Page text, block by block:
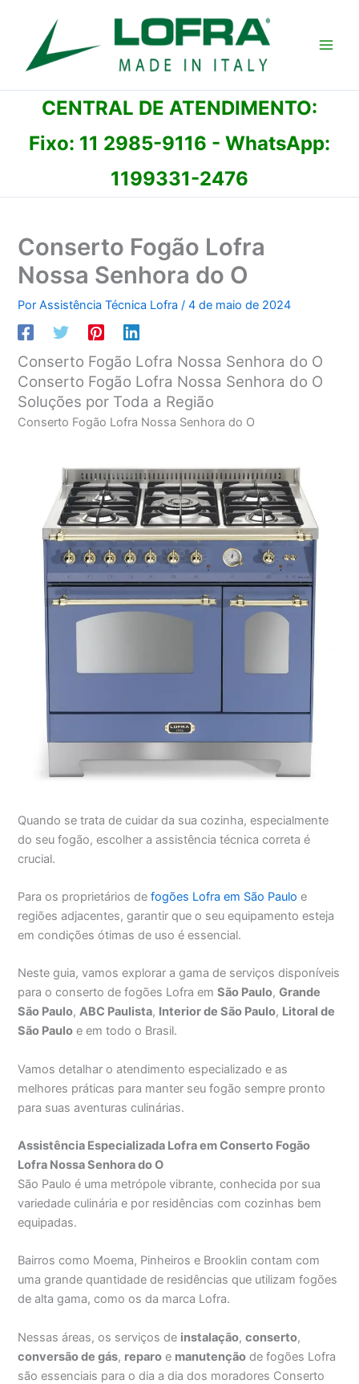
conteúdo
CENTRAL DE ATENDIMENTO:
Fixo: 11 2985-9116 - WhatsApp:
1199331-2476
Conserto Fogão Lofra
Nossa Senhora do O
PorAssistência Técnica Lofra/4 de maio de 2024
Conserto Fogão Lofra Nossa Senhora do O
Conserto Fogão Lofra Nossa Senhora do O
Soluções por Toda a Região
Conserto Fogão Lofra Nossa Senhora do O
Quando se trata de cuidar da sua cozinha, especialmente
do seu fogão, escolher a assistência técnica correta é
crucial.
Para os proprietários defogões Lofra em São Paulo e
regiões adjacentes, garantir que o seu equipamento esteja
em condições ótimas de uso é essencial.
Neste guia, vamos explorar a gama de serviços disponíveis
para o conserto de fogões Lofra emSão Paulo,Grande
São Paulo,ABC Paulista, Interior de São Paulo, Litoral de
São Paulo e em todo o Brasil.
Vamos detalhar o atendimento especializado e as
melhores práticas para manter seu fogão sempre pronto
para suas aventuras culinárias.
Assistência Especializada Lofra em Conserto Fogão
Lofra Nossa Senhora do O
São Paulo é uma metrópole vibrante, conhecida por sua
variedade culinária e por residências com cozinhas bem
equipadas.
Bairros como Moema, Pinheiros e Brooklin contam com
uma grande quantidade de residências que utilizam fogões
de alta gama, como os da marca Lofra.
Nessas áreas, os serviços de instalação,conserto,
conversão de gás, reparo e manutenção de fogões Lofra
são essenciais para o dia a dia dos moradores Conserto